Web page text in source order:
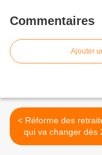
Commentaires
Ajouter
< Réforme des retraites : ce
qui va changer dès